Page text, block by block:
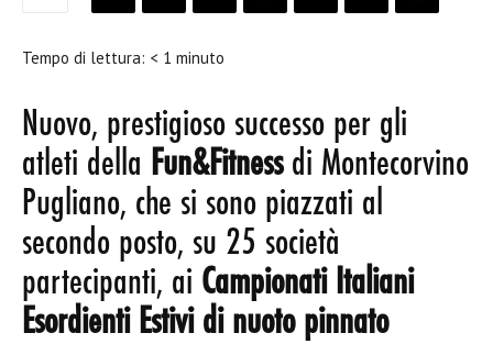
Tempo di lettura: < 1 minuto
Nuovo, prestigioso successo per gli
atleti della Fun&Fitnessdi Montecorvino
Pugliano, che si sono piazzati al
secondo posto, su 25 società
partecipanti, ai Campionati Italiani
Esordienti Estividi nuoto pinnato